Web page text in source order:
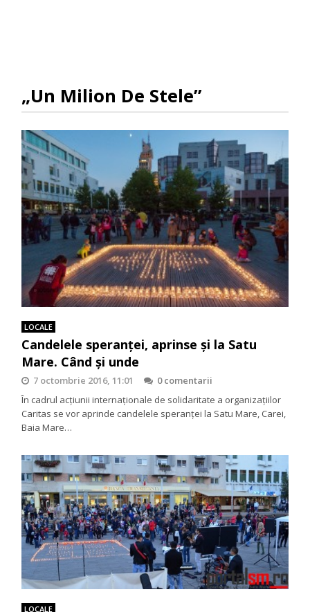
„Un Milion De Stele”
LOCALE
Candelele speranței, aprinse și la Satu
Mare. Când și unde
7 octombrie 2016, 11:01
0 comentarii
În cadrul acțiunii internaționale de solidaritate a organizațiilor
Caritas se vor aprinde candelele speranței la Satu Mare, Carei,
Baia Mare…
LOCALE